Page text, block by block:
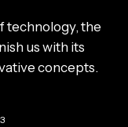
technology, the
us with its
concepts.